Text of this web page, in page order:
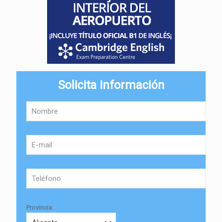
Solicita información
Provincia: